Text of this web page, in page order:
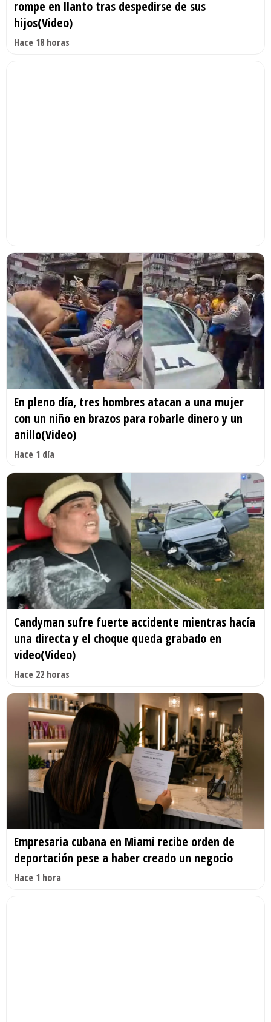
rompe en llanto tras despedirse de sus
hijos(Video)
Hace 18 horas
En pleno día, tres hombres atacan a una mujer
con un niño en brazos para robarle dinero y un
anillo(Video)
Hace 1 día
Candyman sufre fuerte accidente mientras hacía
una directa y el choque queda grabado en
video(Video)
Hace 22 horas
Empresaria cubana en Miami recibe orden de
deportación pese a haber creado un negocio
Hace 1 hora